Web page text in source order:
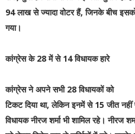
94 लाख से ज्यादा वोटर हैं, जिनके बीच
गया।
कांग्रेस के 28 में से 14 विधायक हारे
कांग्रेस ने अपने सभी 28 विधायकों को
टिकट दिया था, लेकिन इनमें से 15 जीत नहीं
विधायक नीरज शर्मा भी शामिल रहे। नीरज